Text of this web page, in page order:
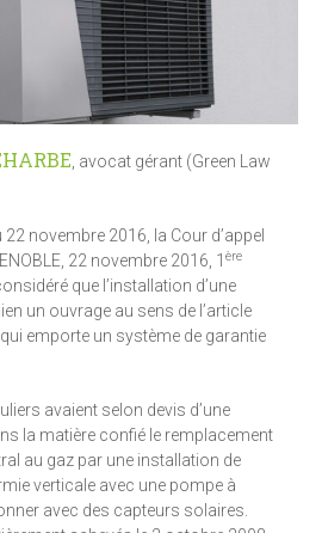
, avocat gérant (Green Law
novembre 2016, la Cour d’appel
22 novembre 2016, 1 ère
que l’installation d’une
un ouvrage au sens de l’article
emporte un système de garantie
avaient selon devis d’une
la matière confié le remplacement
au gaz par une installation de
verticale avec une pompe à
avec des capteurs solaires.